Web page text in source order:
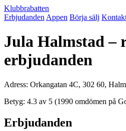
Klubbrabatten
Erbjudanden Appen Börja sälj
Jula Halmstad –
erbjudanden
Adress: Orkangatan 4C, 302 60,
Betyg: 4.3 av 5 (1990 omdömen på
Erbjudanden